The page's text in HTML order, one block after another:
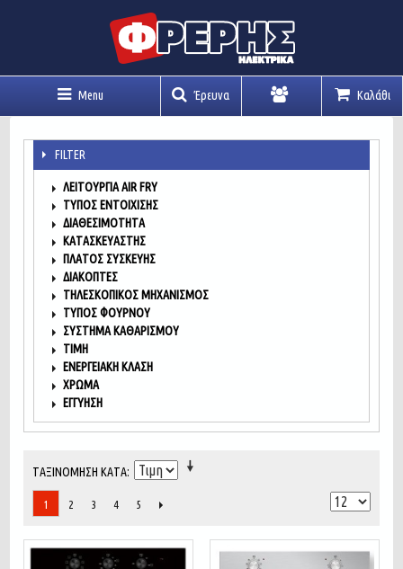
Menu Έρευνα Καλάθι
FILTER
ΛΕΙΤΟΥΡΓΊΑ AIR FRY
ΤΎΠΟΣ ΕΝΤΟΊΧΙΣΗΣ
ΔΙΑΘΕΣΙΜΌΤΗΤΑ
ΚΑΤΑΣΚΕΥΑΣΤΉΣ
ΠΛΆΤΟΣ ΣΥΣΚΕΥΉΣ
ΔΙΑΚΌΠΤΕΣ
ΤΗΛΕΣΚΟΠΙΚΌΣ ΜΗΧΑΝΙΣΜΌΣ
ΤΎΠΟΣ ΦΟΎΡΝΟΥ
ΣΎΣΤΗΜΑ ΚΑΘΑΡΙΣΜΟΎ
ΤΙΜΉ
ΕΝΕΡΓΕΙΑΚΉ ΚΛΆΣΗ
ΧΡΏΜΑ
ΕΓΓΎΗΣΗ
ΤΑΞΙΝΌΜΗΣΗ ΚΑΤΆ
1 2 3 4 5